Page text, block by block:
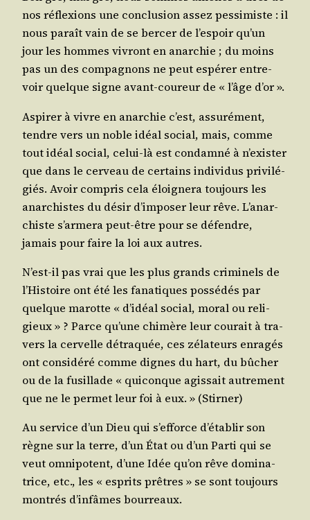
nos réflexions une conclu­sion assez pes­si­miste : il
nous paraît vain de se ber­cer de l’es­poir qu’un
jour les hommes vivront en anar­chie ; du moins
pas un des com­pa­gnons ne peut espé­rer entre­
voir quelque signe avant-cou­reur de « l’âge d’or ».
Aspi­rer à vivre en anar­chie c’est, assu­ré­ment,
tendre vers un noble idéal social, mais, comme
tout idéal social, celui-là est condam­né à n’exis­ter
que dans le cer­veau de cer­tains indi­vi­dus pri­vi­lé­
giés. Avoir com­pris cela éloi­gne­ra tou­jours les
anar­chistes du désir d’im­po­ser leur rêve. L’a­nar­
chiste s’ar­me­ra peut-être pour se défendre,
jamais pour faire la loi aux autres.
N’est-il pas vrai que les plus grands cri­mi­nels de
l’His­toire ont été les fana­tiques pos­sé­dés par
quelque marotte « d’i­déal social, moral ou reli­
gieux » ? Parce qu’une chi­mère leur cou­rait à tra­
vers la cer­velle détra­quée, ces zéla­teurs enra­gés
ont consi­dé­ré comme dignes du hart, du bûcher
ou de la fusillade « qui­conque agis­sait autre­ment
que ne le per­met leur foi à eux. » (Stir­ner)
Au ser­vice d’un Dieu qui s’ef­force d’é­ta­blir son
règne sur la terre, d’un État ou d’un Par­ti qui se
veut omni­po­tent, d’une Idée qu’on rêve domi­na­
trice, etc., les « esprits prêtres » se sont tou­jours
mon­trés d’in­fâmes bourreaux.